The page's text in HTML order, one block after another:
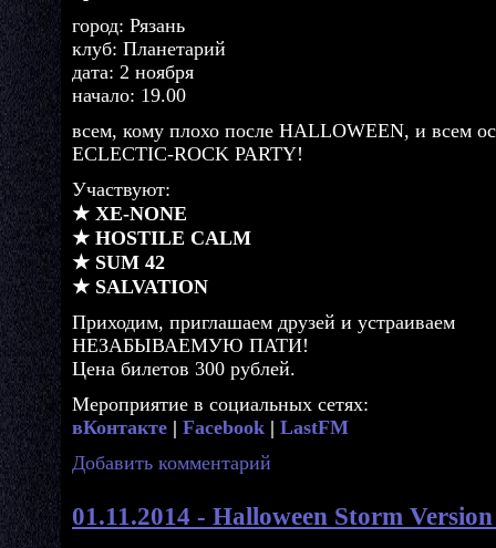
город: Рязань
клуб: Планетарий
дата: 2 ноября
начало: 19.00
всем, кому плохо после HALLOWEEN, и всем
ECLECTIC-ROCK PARTY!
Участвуют:
★ XE-NONE
★ HOSTILE CALM
★ SUM 42
★ SALVATION
Приходим, приглашаем друзей и устраиваем
НЕЗАБЫВАЕМУЮ ПАТИ!
Цена билетов 300 рублей.
Мероприятие в социальных сетях:
вКонтакте | Facebook | LastFM
Добавить комментарий
01.11.2014 - Halloween Storm